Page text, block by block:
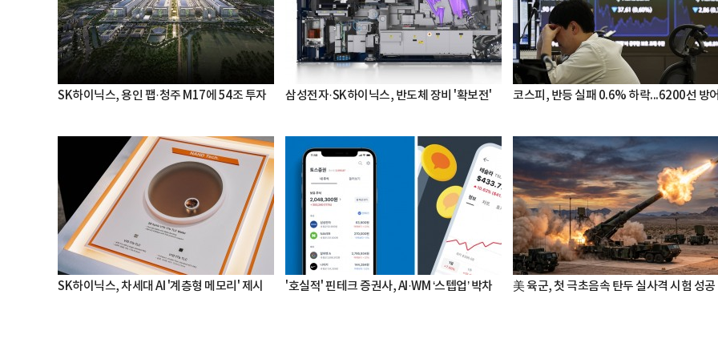
SK하이닉스, 용인 팹·청주 M17에 54조 투자 삼성전자·SK하이닉스, 반도체 장비 '확보전' 코스피, 반등 실패 0.6% 하락...6200선 방
SK하이닉스, 차세대 AI '계층형 메모리' 제시 '호실적' 핀테크 증권사, AI·WM ‘스텝업’ 박차 美 육군, 첫 극초음속 탄두 실사격 시험 성공